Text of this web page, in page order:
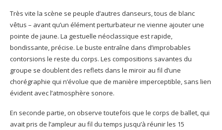
Très vite la scène se peuple d’autres danseurs, tous de blanc
vêtus – avant qu’un élément perturbateur ne vienne ajouter une
pointe de jaune. La gestuelle néoclassique est rapide,
bondissante, précise. Le buste entraîne dans d’improbables
contorsions le reste du corps. Les compositions savantes du
groupe se doublent des reflets dans le miroir au fil d’une
chorégraphie qui n’évolue que de manière imperceptible, sans lien
évident avec l’atmosphère sonore.
En seconde partie, on observe toutefois que le corps de ballet, qui
avait pris de l’ampleur au fil du temps jusqu’à réunir les 15